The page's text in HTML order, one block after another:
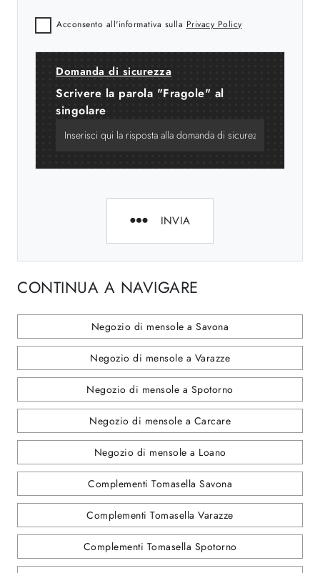
Acconsento all'informativa sulla Privacy Policy
Domanda di sicurezza
Scrivere la parola "Fragole" al
singolare
INVIA
CONTINUA A NAVIGARE
Negozio di mensole a Savona
Negozio di mensole a Varazze
Negozio di mensole a Spotorno
Negozio di mensole a Carcare
Negozio di mensole a Loano
Complementi Tomasella Savona
Complementi Tomasella Varazze
Complementi Tomasella Spotorno